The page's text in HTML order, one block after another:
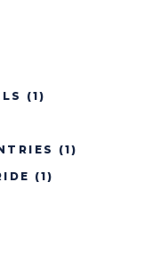
(1)
(1)
(1)